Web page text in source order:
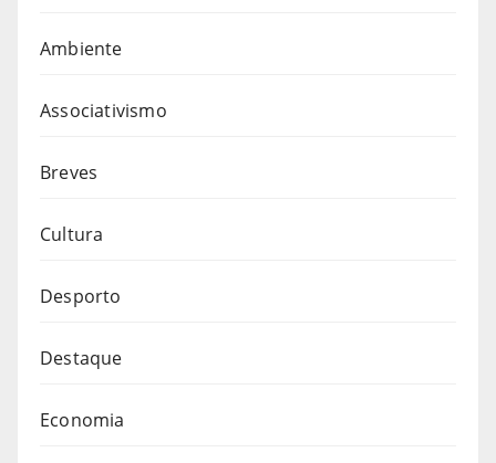
Ambiente
Associativismo
Breves
Cultura
Desporto
Destaque
Economia